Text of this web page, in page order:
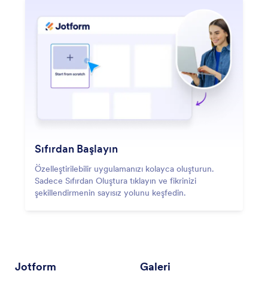
Sıfırdan Başlayın
Özelleştirilebilir uygulamanızı kolayca oluşturun.
Sadece Sıfırdan Oluştura tıklayın ve fikrinizi
şekillendirmenin sayısız yolunu keşfedin.
Jotform Galeri